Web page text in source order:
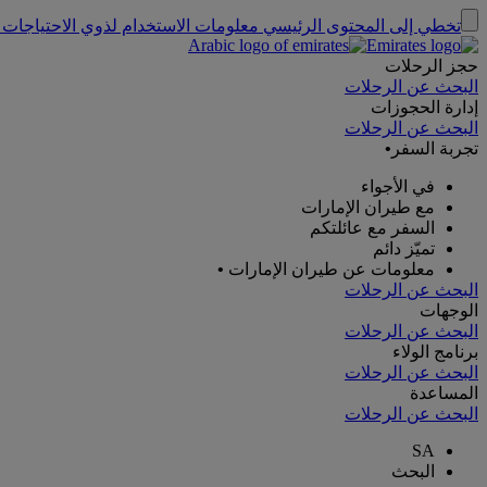
تخطي إلى المحتوى الرئيسي معلومات الاستخدام لذوي
حجز الرحلات
البحث عن الرحلات
إدارة الحجوزات
البحث عن الرحلات
تجربة السفر •
في الأجواء
مع طيران الإمارات
السفر مع عائلتكم
تميّز دائم
معلومات عن طيران الإمارات •
البحث عن الرحلات
الوجهات
البحث عن الرحلات
برنامج الولاء
البحث عن الرحلات
المساعدة
البحث عن الرحلات
SA
البحث